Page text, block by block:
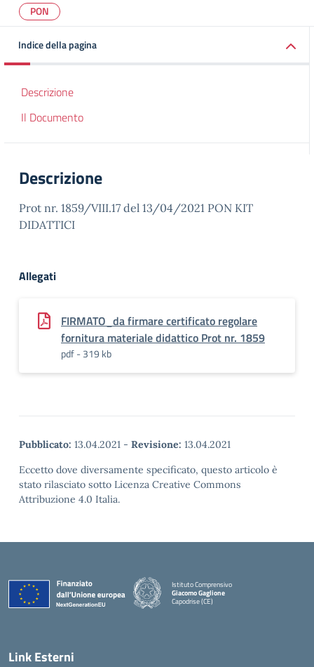
PON
Indice della pagina
Descrizione
Il Documento
Descrizione
Prot nr. 1859/VIII.17 del 13/04/2021 PON KIT
DIDATTICI
Allegati
FIRMATO_da firmare certificato regolare
fornitura materiale didattico Prot nr. 1859
pdf - 319 kb
Pubblicato: 13.04.2021 - Revisione: 13.04.2021
Eccetto dove diversamente specificato, questo articolo è
stato rilasciato sotto Licenza Creative Commons
Attribuzione 4.0 Italia.
Istituto Comprensivo
Giacomo Gaglione
Capodrise (CE)
— Visita la pagina iniziale della scuola
Link Esterni